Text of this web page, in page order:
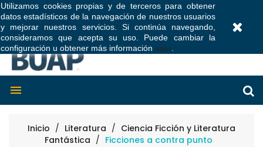
Utilizamos cookies propias y de terceros para obtener
datos estadísticos de la navegación de nuestros usuarios
y mejorar nuestros servicios. Si continúa navegando,
consideramos que acepta su uso. Puede cambiar la
configuración u obtener más información aquí

Inicio Literatura
Ciencia Ficción y Literatura
Fantástica
Ficciones a contra punto